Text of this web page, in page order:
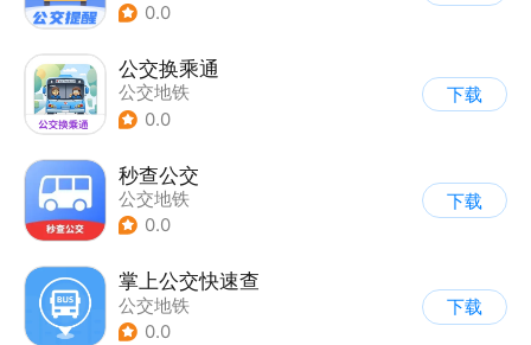
0.0
公交换乘通
公交地铁
0.0
下载
秒查公交
公交地铁
0.0
下载
掌上公交快速查
公交地铁
0.0
下载